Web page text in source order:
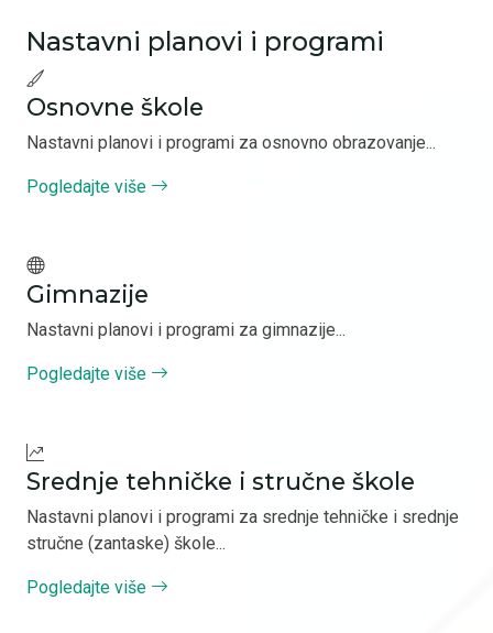
Nastavni planovi i programi
Osnovne škole
Nastavni planovi i programi za osnovno obrazovanje...
Pogledajte više
Gimnazije
Nastavni planovi i programi za gimnazije...
Pogledajte više
Srednje tehničke i stručne škole
Nastavni planovi i programi za srednje tehničke i srednje
stručne (zantaske) škole...
Pogledajte više